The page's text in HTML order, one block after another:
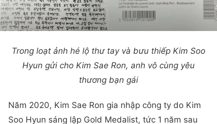
Trong loạt ảnh hé lộ thư tay và bưu thiếp Kim Soo
Hyun gửi cho Kim Sae Ron, anh vô cùng yêu
thương bạn gái
Năm 2020, Kim Sae Ron gia nhập công ty do Kim
Soo Hyun sáng lập Gold Medalist, tức 1 năm sau